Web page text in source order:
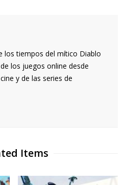
los tiempos del mítico Diablo
los juegos online desde
y de las series de
Items